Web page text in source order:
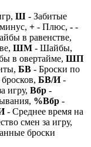
Ш - Забитые
+ - Плюс, - -
в равенстве,
ШМ - Шайбы,
в овертайме, ШП
БВ - Броски по
БВ/И-
игру, Вбр -
%Вбр -
- Среднее время на
смен за игру,
броски